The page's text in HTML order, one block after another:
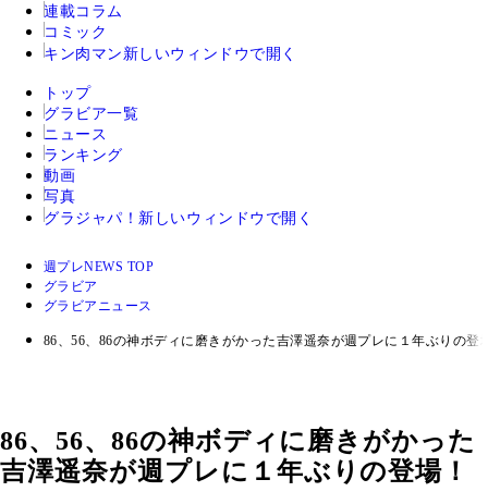
連載コラム
コミック
キン肉マン 新しいウィンドウで開く
トップ
グラビア一覧
ニュース
ランキング
動画
写真
グラジャパ！ 新しいウィンドウで開く
週プレNEWS TOP
グラビア
グラビアニュース
86、56、86の神ボディに磨きがかった吉澤遥奈が週プレに１年ぶりの登
86、56、86の神ボディに磨きがかった
吉澤遥奈が週プレに１年ぶりの登場！